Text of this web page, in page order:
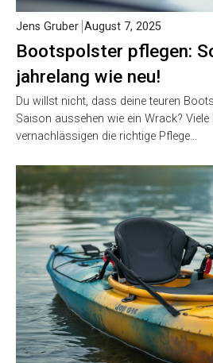
Bootspolster pflegen:
jahrelang wie neu!
Jens Gruber August 7, 2025
Du willst nicht, dass deine teuren
Saison aussehen wie ein Wrack?
vernachlässigen die richtige Pflege…